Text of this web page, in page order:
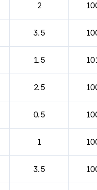
2
3.5
1.5
2.5
0.5
1
3.5